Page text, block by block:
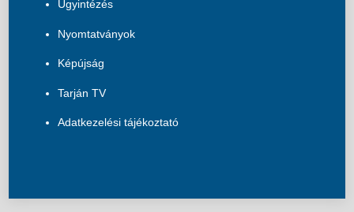
Ügyintézés
Nyomtatványok
Képújság
Tarján TV
Adatkezelési tájékoztató